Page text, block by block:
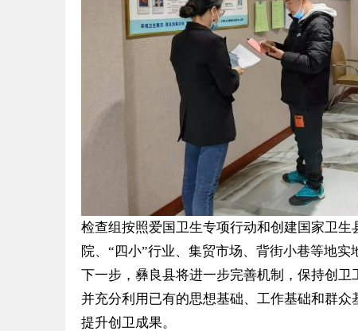
检查组按照爱国卫生专项行动和创建国家卫
院、“四小”行业、集贸市场、背街小巷等地实
下一步，彝良县将进一步完善机制，保持创卫
并充分利用已有的思想基础、工作基础和群
提升创卫成果。